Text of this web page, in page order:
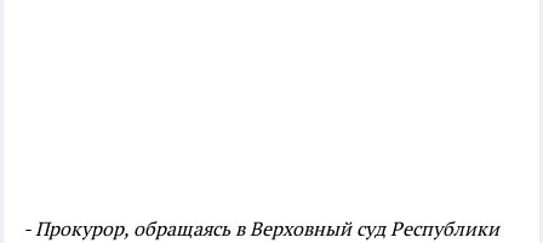
- Прокурор, обращаясь в Верховный суд Республики